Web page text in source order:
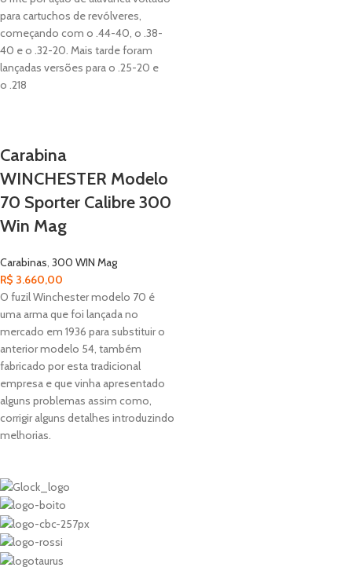
para cartuchos de revólveres,
começando com o .44-40, o .38-
40 e o .32-20. Mais tarde foram
lançadas versões para o .25-20 e
o .218
Carabina
WINCHESTER Modelo
70 Sporter Calibre 300
Win Mag
Carabinas, 300 WIN Mag
R$ 3.660,00
O fuzil Winchester modelo 70 é
uma arma que foi lançada no
mercado em 1936 para substituir o
anterior modelo 54, também
fabricado por esta tradicional
empresa e que vinha apresentado
alguns problemas assim como,
corrigir alguns detalhes introduzindo
melhorias.